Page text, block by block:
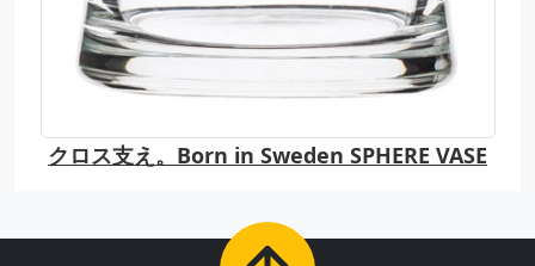
クロス支え。Born in Sweden SPHERE VASE